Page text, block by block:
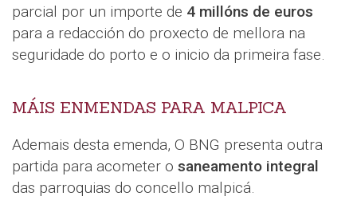
parcial por un importe de 4 millóns de euros
para a redacción do proxecto de mellora na
seguridade do porto e o inicio da primeira fase.
MÁIS ENMENDAS PARA MALPICA
Ademais desta emenda, O BNG presenta outra
partida para acometer o saneamento integral
das parroquias do concello malpicá.